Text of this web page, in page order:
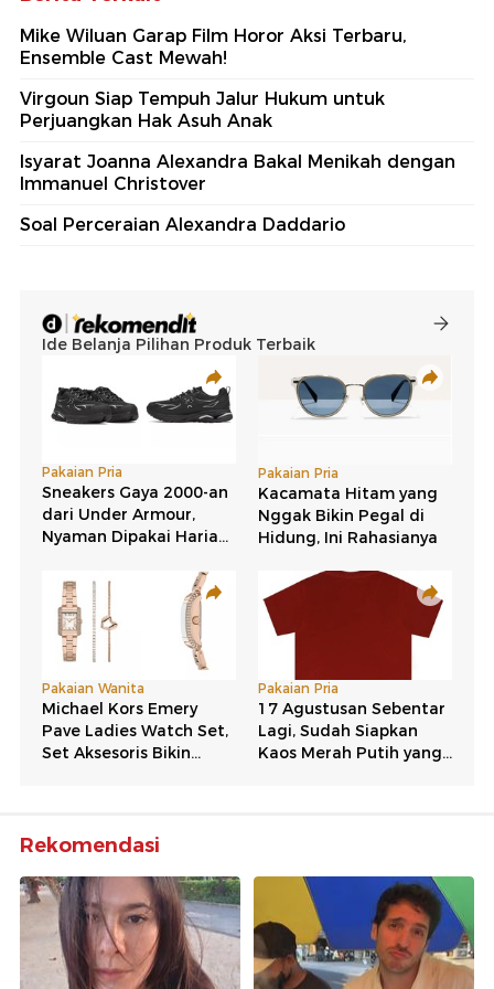
Mike Wiluan Garap Film Horor Aksi Terbaru,
Ensemble Cast Mewah!
Virgoun Siap Tempuh Jalur Hukum untuk
Perjuangkan Hak Asuh Anak
Isyarat Joanna Alexandra Bakal Menikah dengan
Immanuel Christover
Soal Perceraian Alexandra Daddario
Rekomendasi